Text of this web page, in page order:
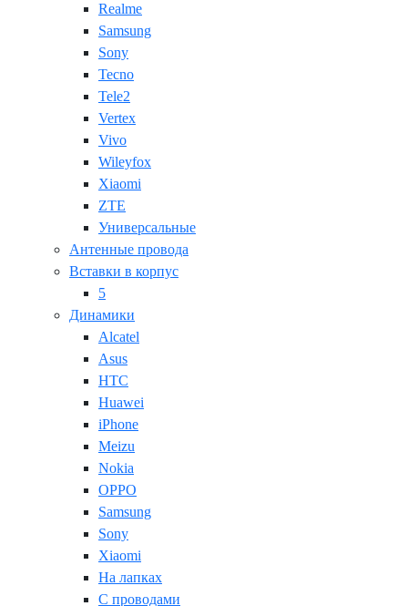
Realme
Samsung
Sony
Tecno
Tele2
Vertex
Vivo
Wileyfox
Xiaomi
ZTE
Универсальные
Антенные провода
Вставки в корпус
5
Динамики
Alcatel
Asus
HTC
Huawei
iPhone
Meizu
Nokia
OPPO
Samsung
Sony
Xiaomi
На лапках
С проводами